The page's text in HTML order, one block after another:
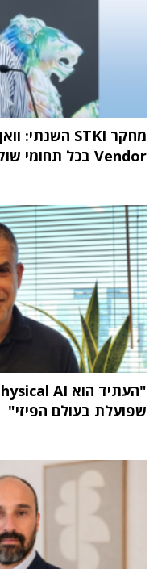
Vendor בכל תחומי שוק ה-IT
שפועלת בעולם הפיזי"